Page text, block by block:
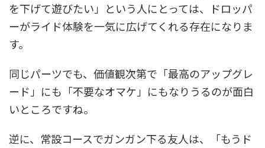
を下げて遊びたい」という人にとっては、ドロッパ
ーがライド体験を一気に広げてくれる存在になりま
す。
同じパーツでも、価値観次第で「最高のアップグレ
ード」にも「不要なオマケ」にもなりうるのが面白
いところですね。
逆に、常設コースでガンガン下る友人は、「もうド